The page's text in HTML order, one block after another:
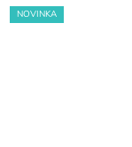
NOVINKA